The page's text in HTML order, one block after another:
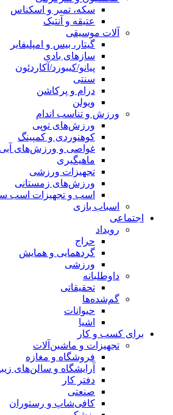
سکه، تمبر و اسکناس
عتیقه و آنتیک
آلات موسیقی
گیتار، بیس و امپلیفایر
سازهای بادی
پیانو/کیبورد/آکاردئون
سنتی
درام و پرکاشن
ویولن
ورزش و تناسب اندام
ورزش‌های توپی
کوهنوردی و کمپینگ
غواصی و ورزش‌های آبی
ماهیگیری
تجهیزات ورزشی
ورزش‌های زمستانی
اسب و تجهیزات اسب
اسباب‌ بازی
اجتماعی
رویداد
حراج
گردهمایی و همایش
ورزشی
داوطلبانه
تحقیقاتی
گم‌شده‌ها
حیوانات
اشیا
برای کسب و کار
تجهیزات و ماشین‌آلات
فروشگاه و مغازه
آرایشگاه و سالن‌های
دفتر کار
صنعتی
کافی‌شاپ و رستوران